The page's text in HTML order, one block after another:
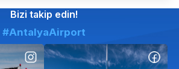
Bizi takip edin!
#AntalyaAirport